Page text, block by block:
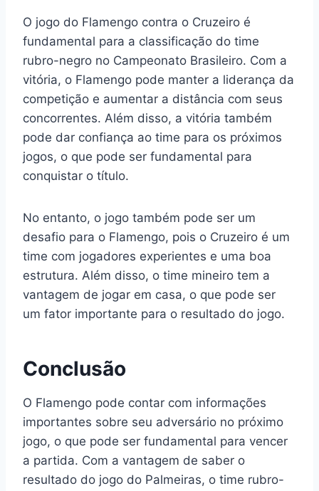
O jogo do Flamengo contra o Cruzeiro é
fundamental para a classificação do time
rubro-negro no Campeonato Brasileiro. Com a
vitória, o Flamengo pode manter a liderança da
competição e aumentar a distância com seus
concorrentes. Além disso, a vitória também
pode dar confiança ao time para os próximos
jogos, o que pode ser fundamental para
conquistar o título.
No entanto, o jogo também pode ser um
desafio para o Flamengo, pois o Cruzeiro é um
time com jogadores experientes e uma boa
estrutura. Além disso, o time mineiro tem a
vantagem de jogar em casa, o que pode ser
um fator importante para o resultado do jogo.
Conclusão
O Flamengo pode contar com informações
importantes sobre seu adversário no próximo
jogo, o que pode ser fundamental para vencer
a partida. Com a vantagem de saber o
resultado do jogo do Palmeiras, o time rubro-